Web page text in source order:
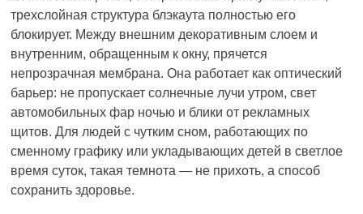
трехслойная структура блэкаута полностью его
блокирует. Между внешним декоративным слоем и
внутренним, обращенным к окну, прячется
непрозрачная мембрана. Она работает как оптический
барьер: не пропускает солнечные лучи утром, свет
автомобильных фар ночью и блики от рекламных
щитов. Для людей с чутким сном, работающих по
сменному графику или укладывающих детей в светлое
время суток, такая темнота — не прихоть, а способ
сохранить здоровье.